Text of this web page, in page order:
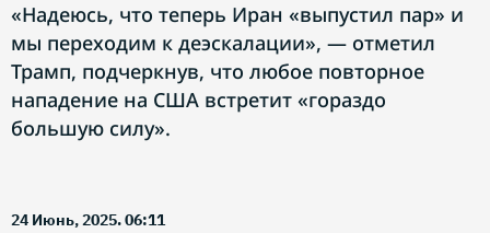
«Надеюсь, что теперь Иран «выпустил пар» и
мы переходим к деэскалации», — отметил
Трамп, подчеркнув, что любое повторное
нападение на США встретит «гораздо
большую силу».
24 Июнь, 2025. 06:11